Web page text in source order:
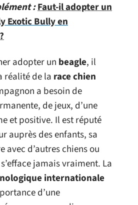
:Faut-il adopter un
Exotic Bully en
adopter un beagle, il
réalité de la race chien
a besoin de
de jeux, d’une
et positive. Il est réputé
auprès des enfants, sa
avec d’autres chiens ou
jamais vraiment. La
internationale
d’une